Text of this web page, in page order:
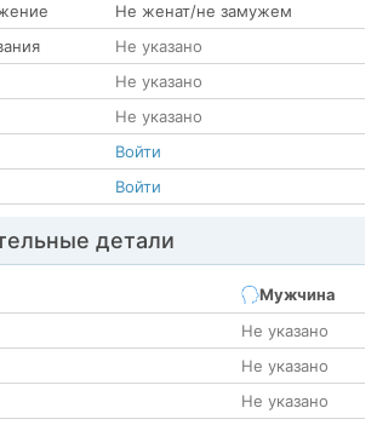
Не женат/не замужем
Не указано
Не указано
Не указано
Войти
Войти
детали
Мужчина
Не указано
Не указано
Не указано